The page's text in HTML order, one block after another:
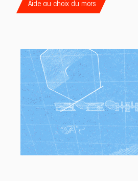
Aide au choix du mors